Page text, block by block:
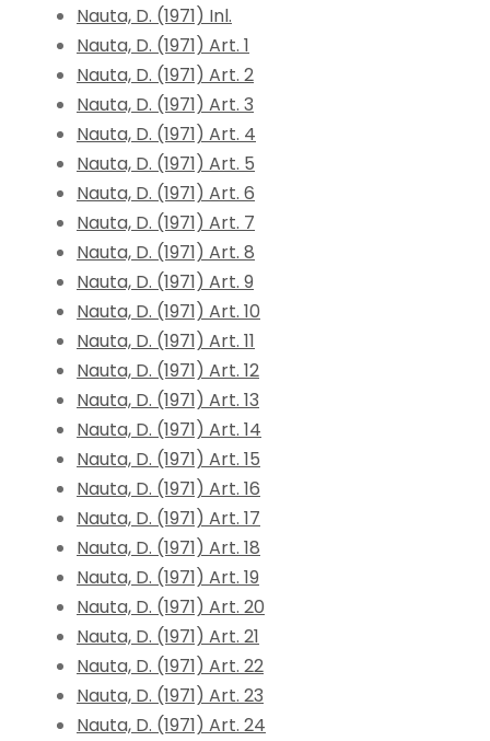
Nauta, D. (1971) Inl.
Nauta, D. (1971) Art. 1
Nauta, D. (1971) Art. 2
Nauta, D. (1971) Art. 3
Nauta, D. (1971) Art. 4
Nauta, D. (1971) Art. 5
Nauta, D. (1971) Art. 6
Nauta, D. (1971) Art. 7
Nauta, D. (1971) Art. 8
Nauta, D. (1971) Art. 9
Nauta, D. (1971) Art. 10
Nauta, D. (1971) Art. 11
Nauta, D. (1971) Art. 12
Nauta, D. (1971) Art. 13
Nauta, D. (1971) Art. 14
Nauta, D. (1971) Art. 15
Nauta, D. (1971) Art. 16
Nauta, D. (1971) Art. 17
Nauta, D. (1971) Art. 18
Nauta, D. (1971) Art. 19
Nauta, D. (1971) Art. 20
Nauta, D. (1971) Art. 21
Nauta, D. (1971) Art. 22
Nauta, D. (1971) Art. 23
Nauta, D. (1971) Art. 24